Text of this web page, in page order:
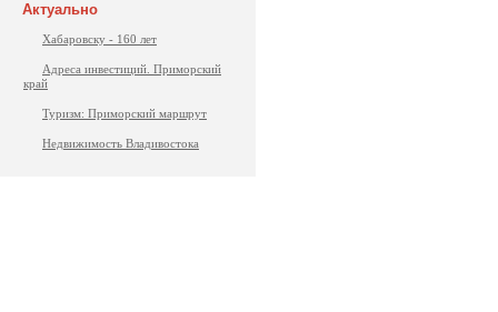
Актуально
Хабаровску - 160 лет
Адреса инвестиций. Приморский
край
Туризм: Приморский маршрут
Недвижимость Владивостока